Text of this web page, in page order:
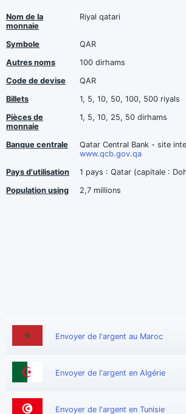
Nom de la
monnaie
Riyal qatari
Symbole
QAR
Autres noms
100 dirhams
Code de devise
QAR
Billets
1, 5, 10, 50, 100, 500 riyals
Pièces de
monnaie
1, 5, 10, 25, 50 dirhams
Banque centrale
Qatar Central Bank - site
www.qcb.gov.qa
Pays d'utilisation
1 pays : Qatar (capitale :
Population using
2,7 millions
Envoyer de l'argent au Maroc
Envoyer de l'argent en Algérie
Envoyer de l'argent en Tunisie